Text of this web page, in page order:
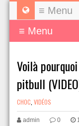
Voilà
pitbull
CHOC VIDÉOS
admin 0